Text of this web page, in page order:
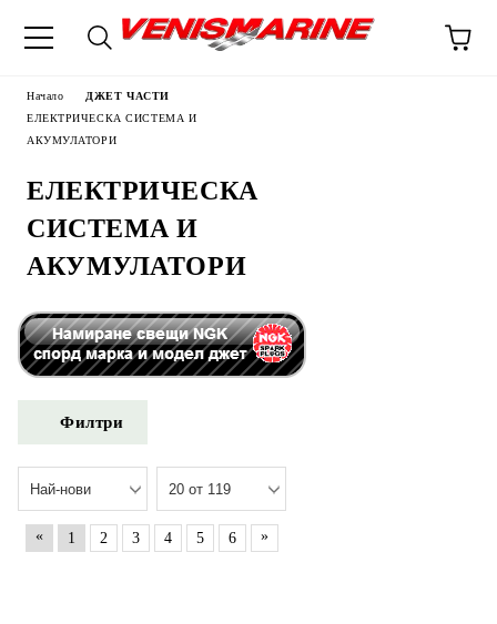
Начало
ДЖЕТ ЧАСТИ
ЕЛЕКТРИЧЕСКА СИСТЕМА И
АКУМУЛАТОРИ
ЕЛЕКТРИЧЕСКА
СИСТЕМА И
АКУМУЛАТОРИ
Филтри
« 1 2 3 4 5 6 »